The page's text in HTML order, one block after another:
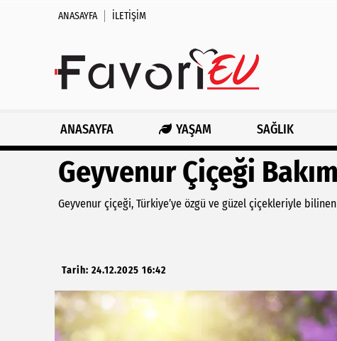
ANASAYFA İLETIŞIM
ANASAYFA YAŞAM SAĞLIK
Geyvenur Çiçeği
Geyvenur çiçeği, Türkiye’ye özgü ve güzel çiçekleriyle
Tarih: 24.12.2025 16:42